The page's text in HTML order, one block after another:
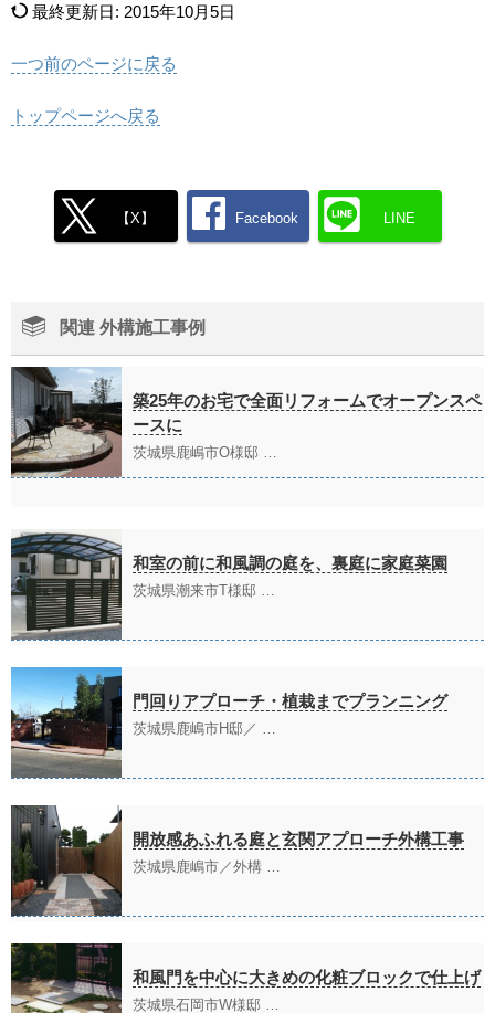
最終更新日: 2015年10月5日
一つ前のページに戻る
トップページへ戻る
【X】 Facebook LINE
関連 外構施工事例
築25年のお宅で全面リフォームでオープンスペ
ースに
茨城県鹿嶋市O様邸 …
和室の前に和風調の庭を、裏庭に家庭菜園
茨城県潮来市T様邸 …
門回りアプローチ・植栽までプランニング
茨城県鹿嶋市H邸／ …
開放感あふれる庭と玄関アプローチ外構工事
茨城県鹿嶋市／外構 …
和風門を中心に大きめの化粧ブロックで仕上げ
茨城県石岡市W様邸 …